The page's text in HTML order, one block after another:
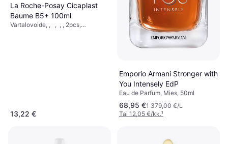
La Roche-Posay Cicaplast
Baume B5+ 100ml
Vartalovoide, , , , , 2pcs,
13,22 €
Emporio Armani Stronger with
You Intensely EdP
Eau de Parfum, Mies, 50ml
68,95 €1 379,00 €/L
Tai 12,05 €/kk.¹